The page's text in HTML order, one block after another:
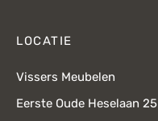
LOCATIE
Vissers Meubelen
Eerste Oude Heselaan 25